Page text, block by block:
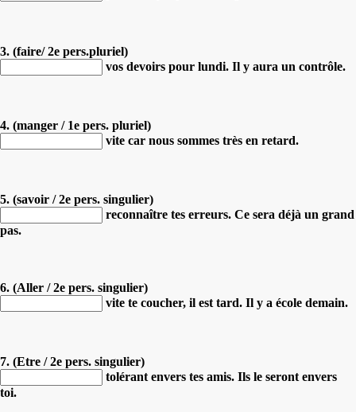
3. (faire/ 2e pers.pluriel)
vos devoirs pour lundi. Il y aura un contrôle.
4. (manger / 1e pers. pluriel)
vite car nous sommes très en retard.
5. (savoir / 2e pers. singulier)
reconnaître tes erreurs. Ce sera déjà un grand
pas.
6. (Aller / 2e pers. singulier)
vite te coucher, il est tard. Il y a école demain.
7. (Etre / 2e pers. singulier)
tolérant envers tes amis. Ils le seront envers
toi.